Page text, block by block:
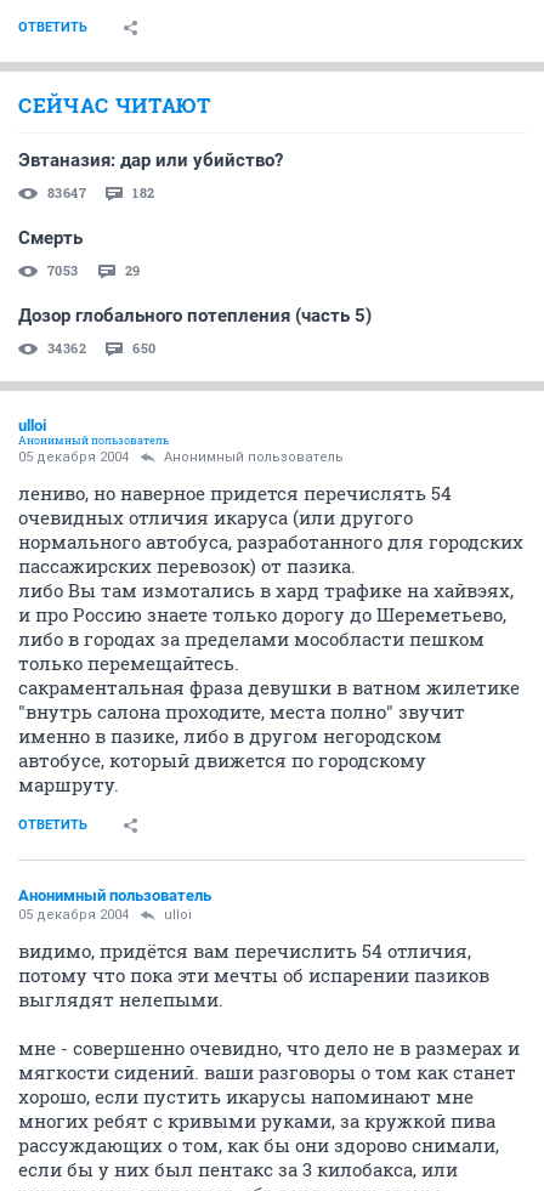
ОТВЕТИТЬ
СЕЙЧАС ЧИТАЮТ
Эвтаназия: дар или убийство?
83647 182
Смерть
7053 29
Дозор глобального потепления (часть 5)
34362 650
ulloi
Анонимный пользователь
05 декабря 2004 Анонимный пользователь
лениво, но наверное придется перечислять 54
очевидных отличия икаруса (или другого
нормального автобуса, разработанного для городских
пассажирских перевозок) от пазика.
либо Вы там измотались в хард трафике на хайвэях,
и про Россию знаете только дорогу до Шереметьево,
либо в городах за пределами мособласти пешком
только перемещайтесь.
сакраментальная фраза девушки в ватном жилетике
"внутрь салона проходите, места полно" звучит
именно в пазике, либо в другом негородском
автобусе, который движется по городскому
маршруту.
ОТВЕТИТЬ
Анонимный пользователь
05 декабря 2004 ulloi
видимо, придётся вам перечислить 54 отличия,
потому что пока эти мечты об испарении пазиков
выглядят нелепыми.
мне - совершенно очевидно, что дело не в размерах и
мягкости сидений. ваши разговоры о том как станет
хорошо, если пустить икарусы напоминают мне
многих ребят с кривыми руками, за кружкой пива
рассуждающих о том, как бы они здорово снимали,
если бы у них был пентакс за 3 килобакса, или